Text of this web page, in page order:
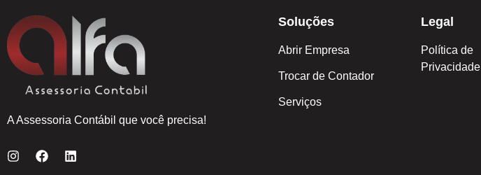
A Assessoria Contábil que você precisa!
Soluções
Abrir Empresa
Trocar de Contador
Serviços
Legal
Política de
Privacidade